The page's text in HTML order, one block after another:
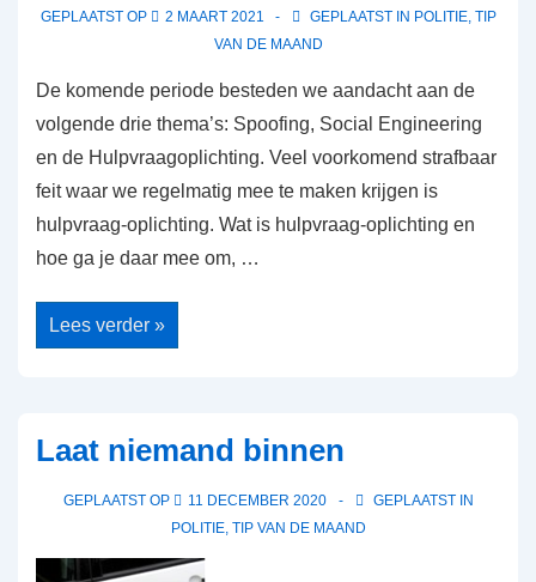
GEPLAATST OP 2 MAART 2021 GEPLAATST IN POLITIE, TIP
VAN DE MAAND
De komende periode besteden we aandacht aan de
volgende drie thema’s: Spoofing, Social Engineering
en de Hulpvraagoplichting. Veel voorkomend strafbaar
feit waar we regelmatig mee te maken krijgen is
hulpvraag-oplichting. Wat is hulpvraag-oplichting en
hoe ga je daar mee om, …
Mensen
let
op!
Lees verder »
Laat niemand binnen
GEPLAATST OP 11 DECEMBER 2020
GEPLAATST IN
POLITIE, TIP VAN DE MAAND